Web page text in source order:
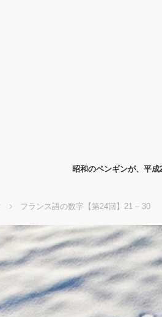
昭和のペンギンが、平
フランス語の数字【第24回】21 – 30